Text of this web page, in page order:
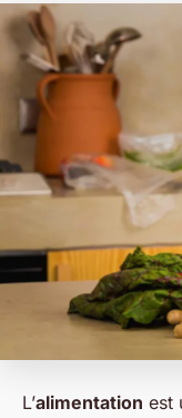
L’alimentation est